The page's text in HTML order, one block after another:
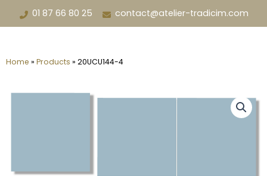
01 87 66 80 25 contact@atelier-tradicim.com
Home » Products » 20UCU144-4